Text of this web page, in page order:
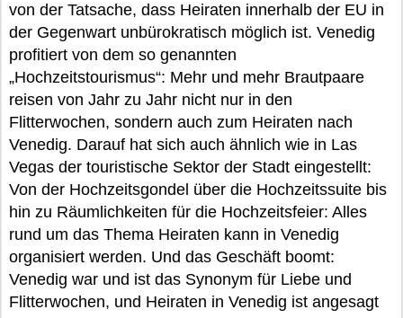
von der Tatsache, dass Heiraten innerhalb der EU in
der Gegenwart unbürokratisch möglich ist. Venedig
profitiert von dem so genannten
„Hochzeitstourismus“: Mehr und mehr Brautpaare
reisen von Jahr zu Jahr nicht nur in den
Flitterwochen, sondern auch zum Heiraten nach
Venedig. Darauf hat sich auch ähnlich wie in Las
Vegas der touristische Sektor der Stadt eingestellt:
Von der Hochzeitsgondel über die Hochzeitssuite bis
hin zu Räumlichkeiten für die Hochzeitsfeier: Alles
rund um das Thema Heiraten kann in Venedig
organisiert werden. Und das Geschäft boomt:
Venedig war und ist das Synonym für Liebe und
Flitterwochen, und Heiraten in Venedig ist angesagt